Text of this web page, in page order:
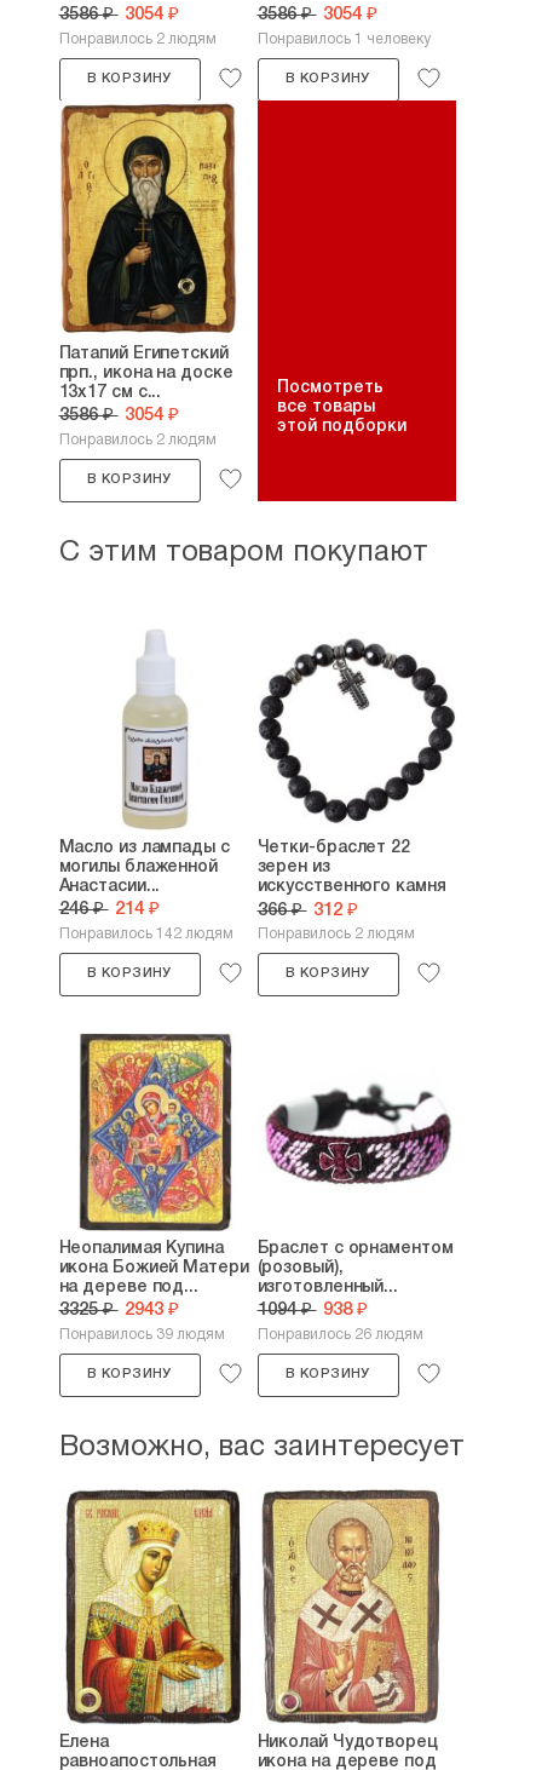
3586 ₽ 3054 ₽
Понравилось 2 людям
В КОРЗИНУ
3586 ₽ 3054 ₽
Понравилось 1 человеку
В КОРЗИНУ
Патапий Египетский
прп., икона на доске
13х17 см с...
3586 ₽ 3054 ₽
Понравилось 2 людям
В КОРЗИНУ
Посмотреть
все товары
этой подборки
С этим товаром покупают
Масло из лампады с
могилы блаженной
Анастасии...
246 ₽ 214 ₽
Понравилось 142 людям
В КОРЗИНУ
Четки-браслет 22
зерен из
искусственного камня
с...
366 ₽ 312 ₽
Понравилось 2 людям
В КОРЗИНУ
Неопалимая Купина
икона Божией Матери
на дереве под...
3325 ₽ 2943 ₽
Понравилось 39 людям
В КОРЗИНУ
Браслет с орнаментом
(розовый),
изготовленный...
1094 ₽ 938 ₽
Понравилось 26 людям
В КОРЗИНУ
Возможно, вас заинтересует
Елена
равноапостольная
Николай Чудотворец
икона на дереве под